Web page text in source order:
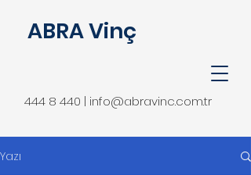
ABRA Vinç
444 8 440 | info@abravinc.com.tr
Yazı